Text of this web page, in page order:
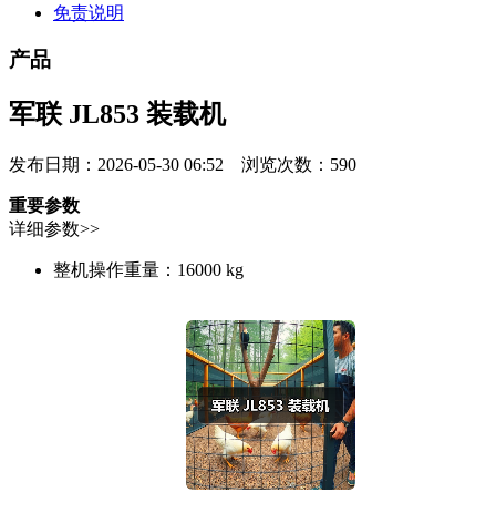
免责说明
产品
军联 JL853 装载机
发布日期：2026-05-30 06:52 浏览次数： 590
重要参数
详细参数>>
整机操作重量： 16000 kg